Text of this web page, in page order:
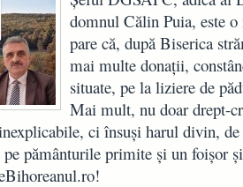
domnul Călin Puia, este
pare că, după Biserica
mai multe donații,
situate, pe la liziere de
Mai mult, nu doar drept-
ci însuși harul divin,
pământurile primite și un foișor